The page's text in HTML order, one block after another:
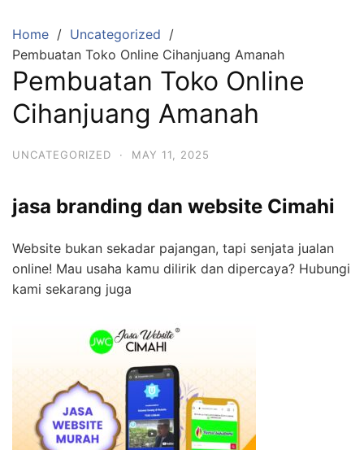
content
Home
Uncategorized
Pembuatan Toko Online Cihanjuang Amanah
Pembuatan Toko Online
Cihanjuang Amanah
UNCATEGORIZED · MAY 11, 2025
jasa branding dan website Cimahi
Website bukan sekadar pajangan, tapi senjata jualan
online! Mau usaha kamu dilirik dan dipercaya? Hubungi
kami sekarang juga